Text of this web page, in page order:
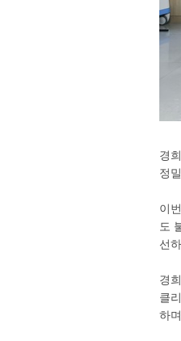
경
정
이
도
선
경
클
하